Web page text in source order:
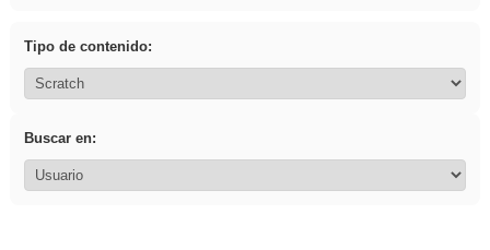
Tipo de contenido:
Buscar en: